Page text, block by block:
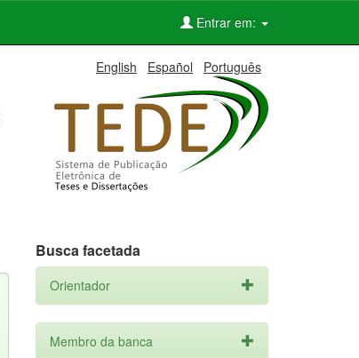
Entrar em:
English Español Português
Busca facetada
Orientador
Membro da banca